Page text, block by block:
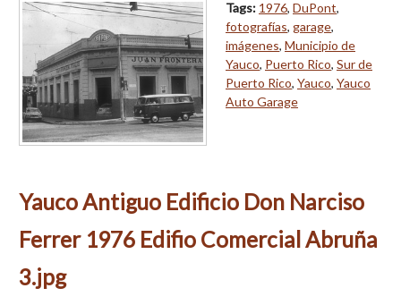
Tags: 1976, DuPont,
fotografías, garage,
imágenes, Municipio de
Yauco, Puerto Rico, Sur de
Puerto Rico, Yauco, Yauco
Auto Garage
Yauco Antiguo Edificio Don Narciso
Ferrer 1976 Edifio Comercial Abruña
3.jpg